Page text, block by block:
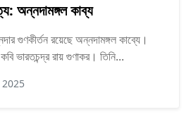
অন্নদামঙ্গল কাব্য
গুণকীর্তন রয়েছে অন্নদামঙ্গল কাব্যে।
ভারতচন্দ্র রায় গুণাকর। তিনি...